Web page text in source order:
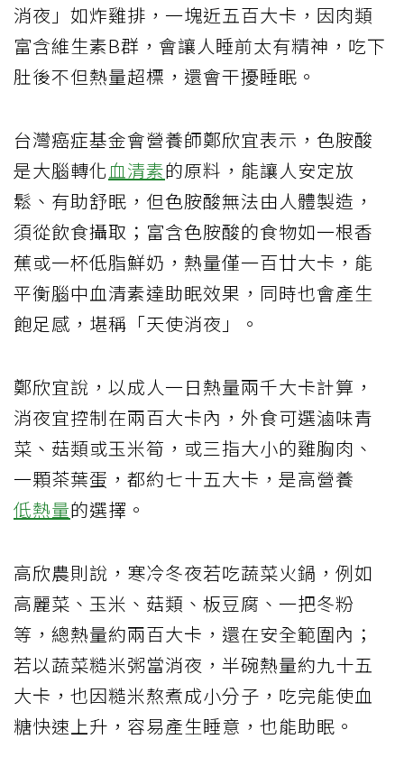
消夜」如炸雞排，一塊近五百大卡，因肉類
富含維生素B群，會讓人睡前太有精神，吃下
肚後不但熱量超標，還會干擾睡眠。
台灣癌症基金會營養師鄭欣宜表示，色胺酸
是大腦轉化血清素的原料，能讓人安定放
鬆、有助舒眠，但色胺酸無法由人體製造，
須從飲食攝取；富含色胺酸的食物如一根香
蕉或一杯低脂鮮奶，熱量僅一百廿大卡，能
平衡腦中血清素達助眠效果，同時也會產生
飽足感，堪稱「天使消夜」。
鄭欣宜說，以成人一日熱量兩千大卡計算，
消夜宜控制在兩百大卡內，外食可選滷味青
菜、菇類或玉米筍，或三指大小的雞胸肉、
一顆茶葉蛋，都約七十五大卡，是高營養
低熱量的選擇。
高欣農則說，寒冷冬夜若吃蔬菜火鍋，例如
高麗菜、玉米、菇類、板豆腐、一把冬粉
等，總熱量約兩百大卡，還在安全範圍內；
若以蔬菜糙米粥當消夜，半碗熱量約九十五
大卡，也因糙米熬煮成小分子，吃完能使血
糖快速上升，容易產生睡意，也能助眠。